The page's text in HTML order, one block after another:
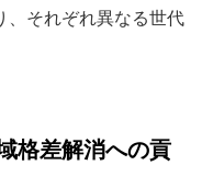
、それぞれ異なる世代
格差解消への貢